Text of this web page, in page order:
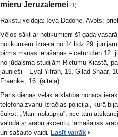
mieru Jeruzalemei (1)
Rakstu veidoja: Ieva Dadone. Avots:
Vēlos sākt ar notikumiem šī gada
notikumiem Izraēlā no 14.līdz 29.
pirms manas ierašanās – ceturtdien 12.
no jūdaisma studijām Rietumu Krastā,
jaunieši – Eyal Yifrah, 19, Gilad Shaar,
Fraenkel, 16. (attēlā)
Pāris dienas vēlāk atklātībā nonāca
telefona zvanu Izraēlas policijai, kurā
čukst: „Mani nolaupīja”, pēc tam
valodā ar arābu akcentu, lamāšanās
un sašauto vaidi. Lasīt vairāk